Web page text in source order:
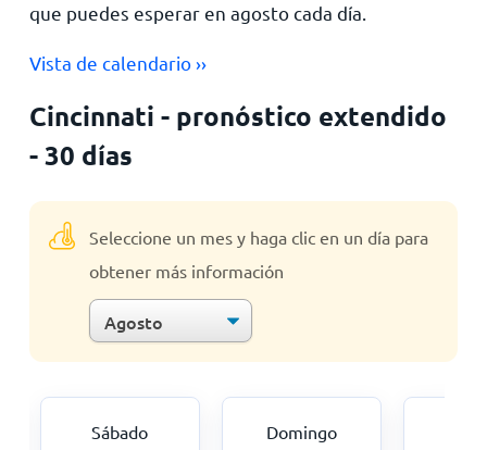
que puedes esperar en agosto cada día.
Vista de calendario ››
Cincinnati - pronóstico extendido
- 30 días
Seleccione un mes y haga clic en un día para
obtener más información
Sábado Domingo